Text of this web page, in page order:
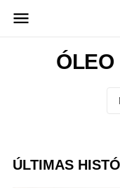
para
ÓLEO
ÚLTIMAS